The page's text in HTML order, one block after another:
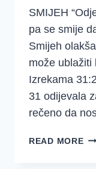
SMIJEH
pa se smije
Smijeh
može ublažiti
Izrekama
31 odijevala
rečeno da
READ MORE